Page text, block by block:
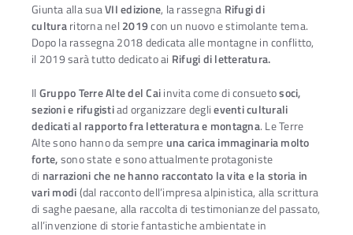
Giunta alla suaVII edizione, la rassegna Rifugi di
culturaritorna nel 2019con un nuovo e stimolante tema.
Dopo la rassegna 2018 dedicata alle montagne in conflitto,
il 2019 sarà tutto dedicato ai Rifugi di letteratura.
Il Gruppo Terre Alte del Caiinvita come di consuetosoci,
sezioni e rifugistiad organizzare deglieventi culturali
dedicati al rapporto fra letteratura e montagna. Le Terre
Alte sono hanno da sempre una carica immaginaria molto
forte,sono state e sono attualmente protagoniste
di narrazioni che ne hanno raccontato la vita e la storia in
vari modi(dal racconto dell’impresa alpinistica, alla scrittura
di saghe paesane, alla raccolta di testimonianze del passato,
all’invenzione di storie fantastiche ambientate in